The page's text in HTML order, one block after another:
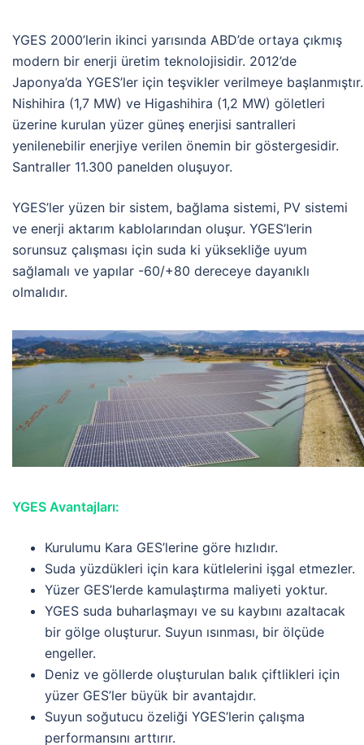
YGES 2000’lerin ikinci yarısında ABD’de ortaya çıkmış
modern bir enerji üretim teknolojisidir. 2012’de
Japonya’da YGES’ler için teşvikler verilmeye başlanmıştır.
Nishihira (1,7 MW) ve Higashihira (1,2 MW) göletleri
üzerine kurulan yüzer güneş enerjisi santralleri
yenilenebilir enerjiye verilen önemin bir göstergesidir.
Santraller 11.300 panelden oluşuyor.
YGES’ler yüzen bir sistem, bağlama sistemi, PV sistemi
ve enerji aktarım kablolarından oluşur. YGES’lerin
sorunsuz çalışması için suda ki yüksekliğe uyum
sağlamalı ve yapılar -60/+80 dereceye dayanıklı
olmalıdır.
YGES Avantajları:
Kurulumu Kara GES’lerine göre hızlıdır.
Suda yüzdükleri için kara kütlelerini işgal etmezler.
Yüzer GES’lerde kamulaştırma maliyeti yoktur.
YGES suda buharlaşmayı ve su kaybını azaltacak
bir gölge oluşturur. Suyun ısınması, bir ölçüde
engeller.
Deniz ve göllerde oluşturulan balık çiftlikleri için
yüzer GES’ler büyük bir avantajdır.
Suyun soğutucu özeliği YGES’lerin çalışma
performansını arttırır.